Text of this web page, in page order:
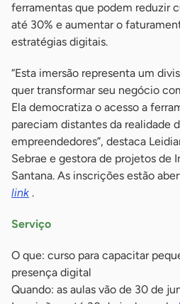
ferramentas que podem reduzir
até 30% e aumentar o
estratégias digitais.
“Esta imersão representa um
quer transformar seu negócio
Ela democratiza o acesso a
pareciam distantes da realidade
empreendedores”, destaca
Sebrae e gestora de projetos de
Santana. As inscrições estão
link .
Serviço
O que: curso para capacitar
presença digital
Quando: as aulas vão de 30 de